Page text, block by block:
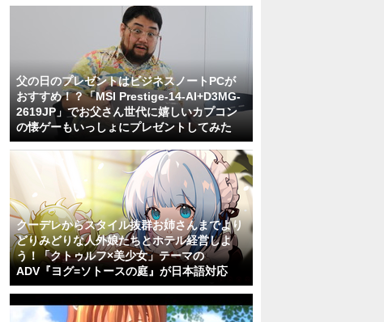
父の日のプレゼントはビジネスノートPCが
おすすめ！？「MSI Prestige-14-AI+D3MG-
2619JP」でお父さん世代に嬉しいカプコン
の懐ゲーもいっしょにプレゼントしてみた
クーデレからスタイル抜群お姉さんまでより
どりみどりな人外娘たちとホテル経営しよ
う！「クトゥルフ×美少女」テーマの
ADV『ヨグ=ソトースの庭』が日本語対応